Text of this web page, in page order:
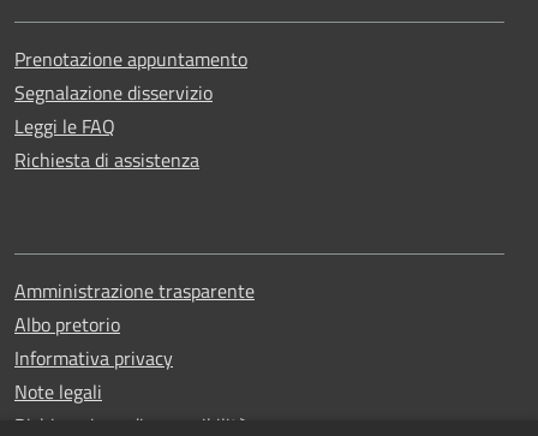
Prenotazione appuntamento
Segnalazione disservizio
Leggi le FAQ
Richiesta di assistenza
Amministrazione trasparente
Albo pretorio
Informativa privacy
Note legali
Dichiarazione di accessibilità